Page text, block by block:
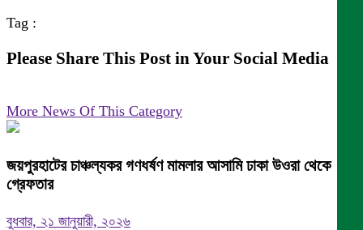
Tag :
Please Share This Post in Your Social Media
More News Of This Category
জয়পুরহাটের চাঞ্চল্যকর গণধর্ষণ মামলার আসামি ঢাকা উওরা থেকে
গ্রেফতার
বুধবার, ২১ জানুয়ারী, ২০২৬